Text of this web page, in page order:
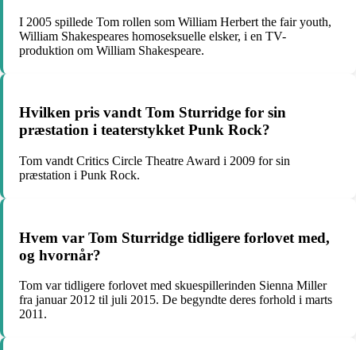
I 2005 spillede Tom rollen som William Herbert the fair youth,
William Shakespeares homoseksuelle elsker, i en TV-
produktion om William Shakespeare.
Hvilken pris vandt Tom Sturridge for sin
præstation i teaterstykket Punk Rock?
Tom vandt Critics Circle Theatre Award i 2009 for sin
præstation i Punk Rock.
Hvem var Tom Sturridge tidligere forlovet med,
og hvornår?
Tom var tidligere forlovet med skuespillerinden Sienna Miller
fra januar 2012 til juli 2015. De begyndte deres forhold i marts
2011.